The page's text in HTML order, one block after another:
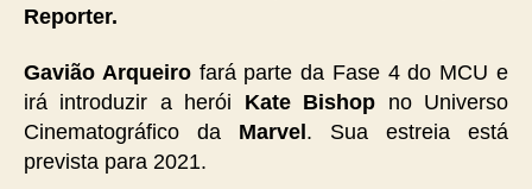
Reporter.
Gavião Arqueirofará parte da Fase 4 do MCU e
irá introduzir a herói Kate Bishop no Universo
Cinematográfico da Marvel . Sua estreia está
prevista para 2021.